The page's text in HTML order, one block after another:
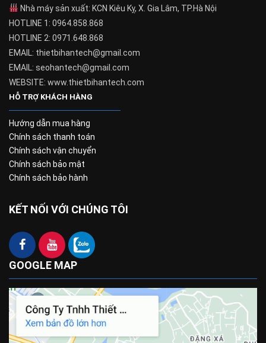
Nhà máy sản xuất: KCN Kiêu Kỵ, X. Gia Lâm, TP.Hà Nội
HOTLINE 1: 0964.858.868
HOTLINE 2: 0971.648.868
EMAIL: thietbihantech@gmail.com
EMAIL: seohantech@gmail.com
WEBSITE: www.thietbihantech.com
HỖ TRỢ KHÁCH HÀNG
Hướng dẫn mua hàng
Chính sách thanh toán
Chính sách vận chuyển
Chính sách bảo mật
Chính sách bảo hành
KẾT NỐI VỚI CHÚNG TÔI
GOOGLE MAP